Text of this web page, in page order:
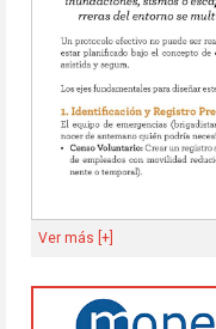
Ver más [+]